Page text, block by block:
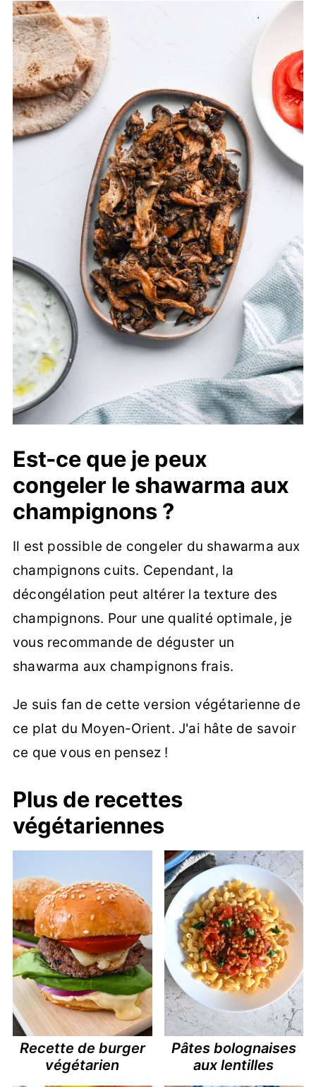
Est-ce que je peux
congeler le shawarma aux
champignons ?
Il est possible de congeler du shawarma aux
champignons cuits. Cependant, la
décongélation peut altérer la texture des
champignons. Pour une qualité optimale, je
vous recommande de déguster un
shawarma aux champignons frais.
Je suis fan de cette version végétarienne de
ce plat du Moyen-Orient. J'ai hâte de savoir
ce que vous en pensez !
Plus de recettes
végétariennes
Recette de burger
végétarien
Pâtes bolognaises
aux lentilles